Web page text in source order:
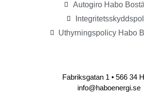
Autogiro Habo
Uthyrningspolicy Habo
Fabriksgatan 1 • 566 34
info@haboenergi.se